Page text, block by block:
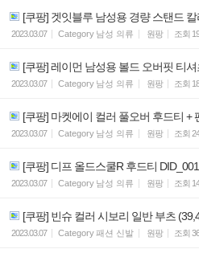
[쿠팡] 겟잇블루 남성용 경량 스탠드
2023.03.07 Category 남성 의류 원팡 조회
[쿠팡] 레이먼 남성용 볼드 오버핏 티
2023.03.07 Category 남성 의류 원팡 조회
[쿠팡] 마켓에이 컬러 풀오버 후드티 +
2023.03.07 Category 남성 의류 원팡 조회
[쿠팡] 디프 올드스쿨R 후드티
2023.03.07 Category 남성 의류 원팡 조회
[쿠팡] 빈슈 컬러 시보리 일반 부츠
2023.03.07 Category패션 신발 원팡 조회